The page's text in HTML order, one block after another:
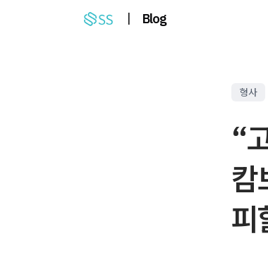
| Blog
형사
“
캄
피